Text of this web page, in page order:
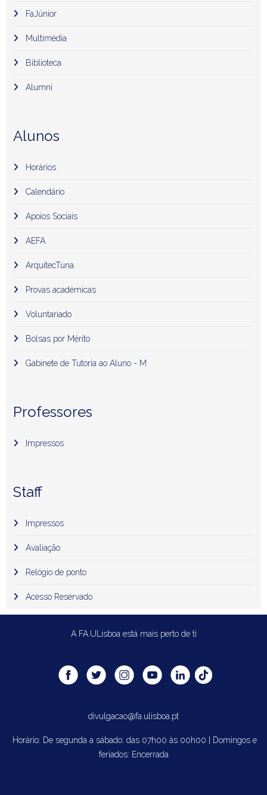
FaJúnior
Multimédia
Biblioteca
Alumni
Alunos
Horários
Calendário
Apoios Sociais
AEFA
ArquitecTuna
Provas académicas
Voluntariado
Bolsas por Mérito
Gabinete de Tutoria ao Aluno - M
Professores
Impressos
Staff
Impressos
Avaliação
Relógio de ponto
Acesso Reservado
A FA.ULisboa está mais perto de ti
divulgacao@fa.ulisboa.pt
Horário: De segunda a sábado: das 07h00 às 00h00 | Domingos e
feriados: Encerrada